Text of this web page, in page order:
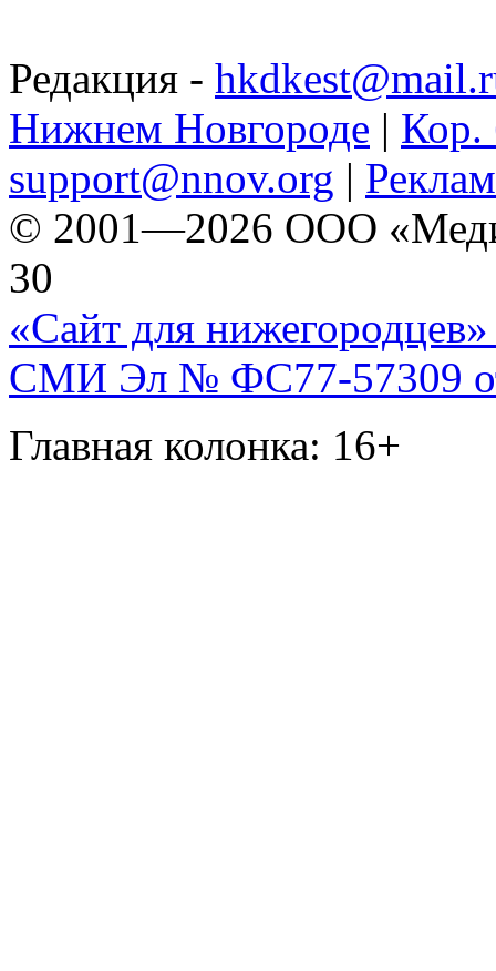
Редакция -
Нижнем Новгороде | Кор.
support@nnov.org |
© 2001—2026 ООО
30
«Сайт для нижегородцев»
СМИ Эл № ФС77-57309
Главная колонка: 16+